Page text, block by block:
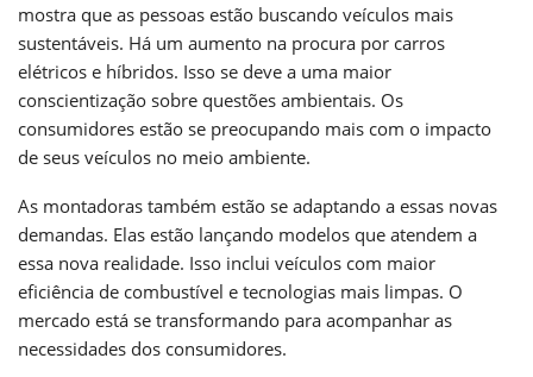
mostra que as pessoas estão buscando veículos mais
sustentáveis. Há um aumento na procura por carros
elétricos e híbridos. Isso se deve a uma maior
conscientização sobre questões ambientais. Os
consumidores estão se preocupando mais com o impacto
de seus veículos no meio ambiente.
As montadoras também estão se adaptando a essas novas
demandas. Elas estão lançando modelos que atendem a
essa nova realidade. Isso inclui veículos com maior
eficiência de combustível e tecnologias mais limpas. O
mercado está se transformando para acompanhar as
necessidades dos consumidores.